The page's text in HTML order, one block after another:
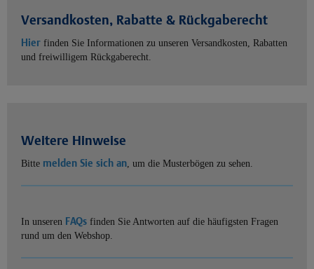
Versandkosten, Rabatte & Rückgaberecht
Hier finden Sie Informationen zu unseren Versandkosten, Rabatten
und freiwilligem Rückgaberecht.
Weitere Hinweise
Bitte melden Sie sich an, um die Musterbögen zu sehen.
In unseren FAQs finden Sie Antworten auf die häufigsten Fragen
rund um den Webshop.